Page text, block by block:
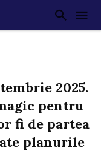
2025.
pentru
fi de partea
planurile